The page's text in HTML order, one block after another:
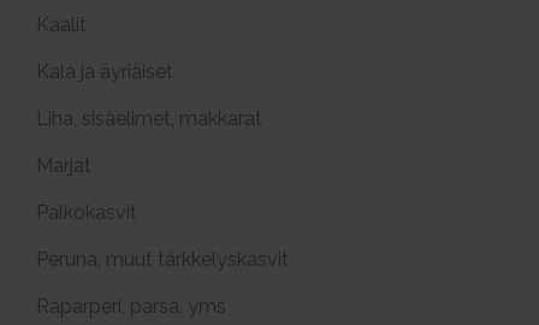
Kaalit
Kala ja äyriäiset
Liha, sisäelimet, makkarat
Marjat
Palkokasvit
Peruna, muut tärkkelyskasvit
Raparperi, parsa, yms